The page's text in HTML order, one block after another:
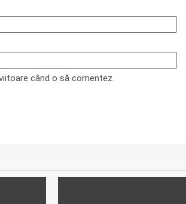
când o să comentez.